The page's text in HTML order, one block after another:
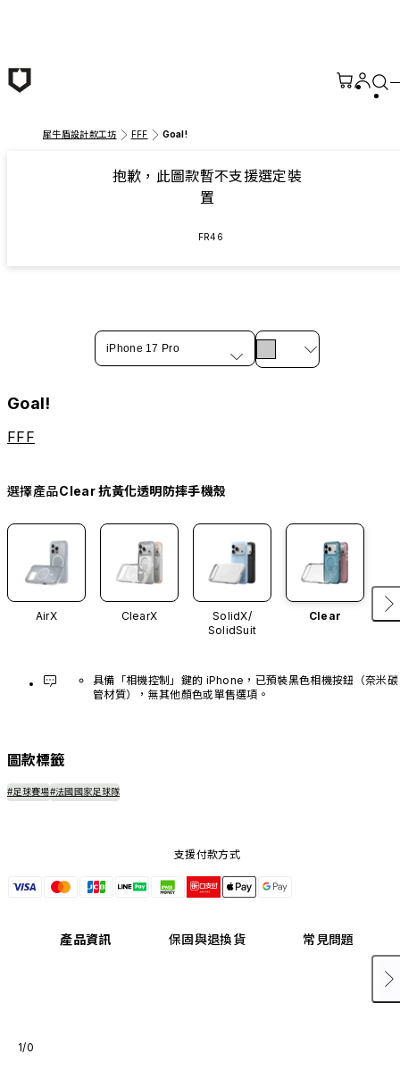
犀牛盾設計款工坊 FFF Goal!
抱歉，此圖款暫不支援選定裝
置
FR46
iPhone 17 Pro
Goal!
FFF
選擇產品Clear 抗黃化透明防摔手機殼
AirX ClearX
SolidX/
SolidSuit
Clear
具備「相機控制」鍵的 iPhone，已預裝黑色相機按鈕（奈米碳
管材質），無其他顏色或單售選項。
圖款標籤
#足球賽場#法國國家足球隊
支援付款方式
產品資訊 保固與退換貨 常見問題
1/0